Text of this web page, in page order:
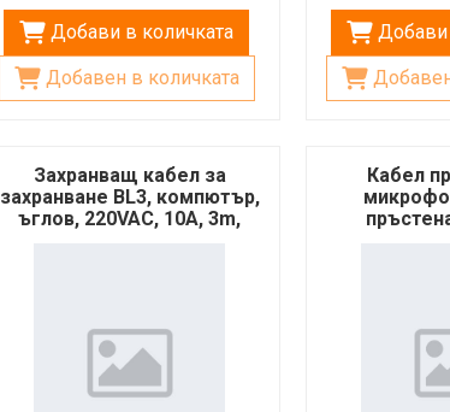
Добави в количката
Добавен в количката
Добави
Захранващ кабел за
захранване BL3, компютър,
ъглов, 220VAC, 10A, 3m,
Кабел